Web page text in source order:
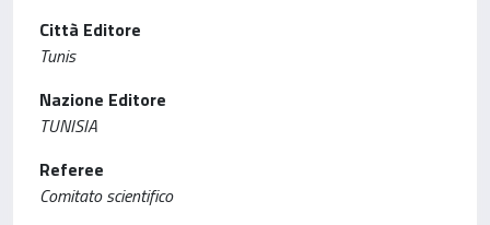
Città Editore
Tunis
Nazione Editore
TUNISIA
Referee
Comitato scientifico